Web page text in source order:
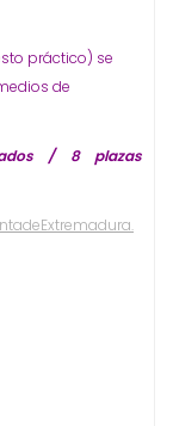
práctico) se
de
/ 8 plazas